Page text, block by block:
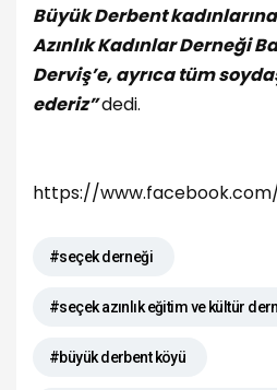
Büyük Derbent
Azınlık Kadınlar Derneği
Derviş’e, ayrıca tüm
ederiz”dedi.
https://
#seçek derneği
#seçek azınlık eğitim ve kültür
#büyük derbent köyü